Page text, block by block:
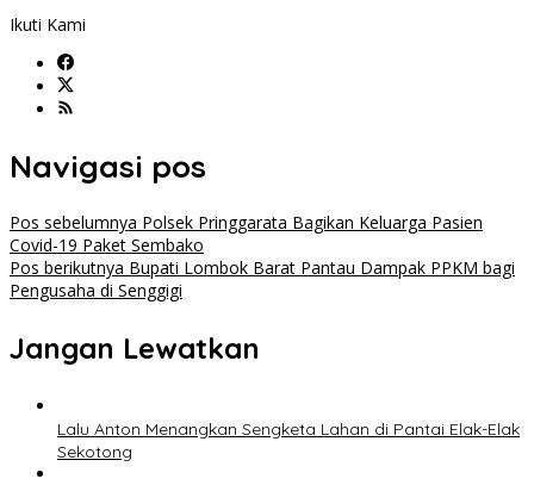
Ikuti Kami
Navigasi pos
Pos sebelumnya Polsek Pringgarata Bagikan Keluarga Pasien
Covid-19 Paket Sembako
Pos berikutnya Bupati Lombok Barat Pantau Dampak PPKM bagi
Pengusaha di Senggigi
Jangan Lewatkan
Lalu Anton Menangkan Sengketa Lahan di Pantai Elak-Elak
Sekotong